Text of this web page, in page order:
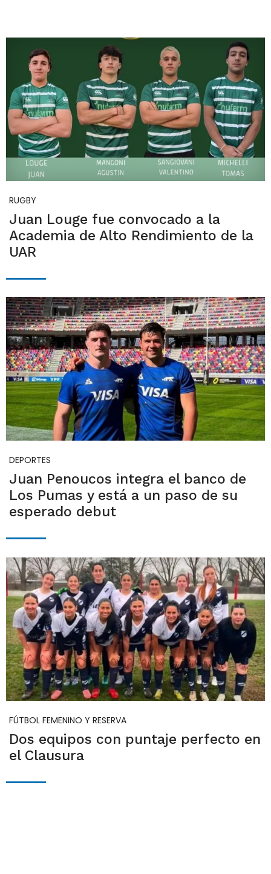
RUGBY
Juan Louge fue convocado a la
Academia de Alto Rendimiento de la
UAR
DEPORTES
Juan Penoucos integra el banco de
Los Pumas y está a un paso de su
esperado debut
FÚTBOL FEMENINO Y RESERVA
Dos equipos con puntaje perfecto en
el Clausura